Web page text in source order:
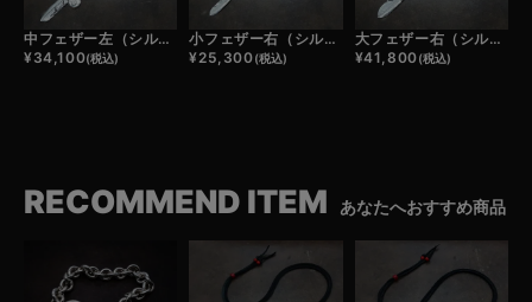
中フェザー左（シルバー）×小メタルチャーム×鹿革紐×アンティークビーズ/ネックレスカスタム
¥34,100(税込)
小フェザー右（シルバー）×極小メタルチャーム×鹿革紐×アンティークビーズ/ネックレスカスタム
¥25,300(税込)
大フェザー右（シルバー）×小メタルチャーム×鹿革紐×アンティークビーズ/ネックレスカスタム
¥41,800(税込)
RECOMMEND ITEM あなたへおすすめ商品